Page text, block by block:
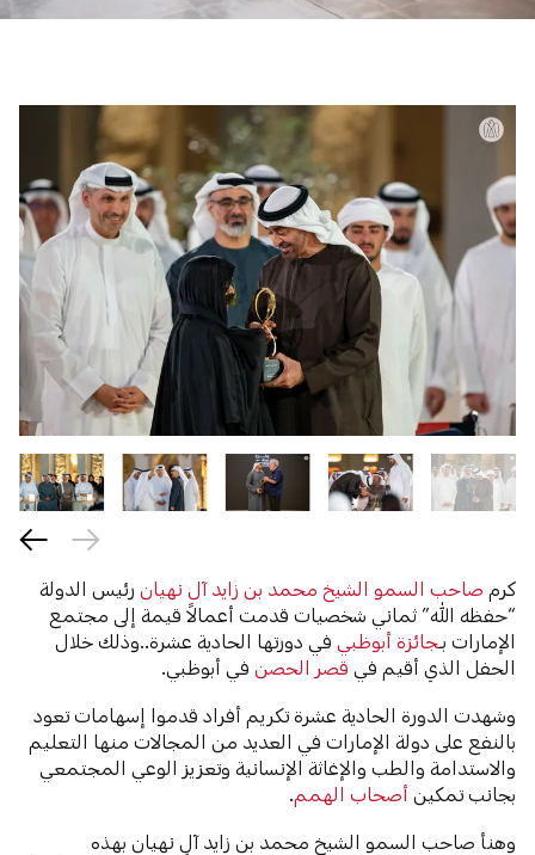
كرم صاحب السمو الشيخ محمد بن زايد آل نهيان رئيس الدولة
“حفظه الله” ثماني شخصيات قدمت أعمالاً قيمة إلى مجتمع
الإمارات بـجائزة أبوظبي في دورتها الحادية عشرة..وذلك خلال
الحفل الذي أقيم في قصر الحصن في أبوظبي.
وشهدت الدورة الحادية عشرة تكريم أفراد قدموا إسهامات تعود
بالنفع على دولة الإمارات في العديد من المجالات منها التعليم
والاستدامة والطب والإغاثة الإنسانية وتعزيز الوعي المجتمعي
بجانب تمكين أصحاب الهمم.
وهنأ صاحب السمو الشيخ محمد بن زايد آل نهيان بهذه